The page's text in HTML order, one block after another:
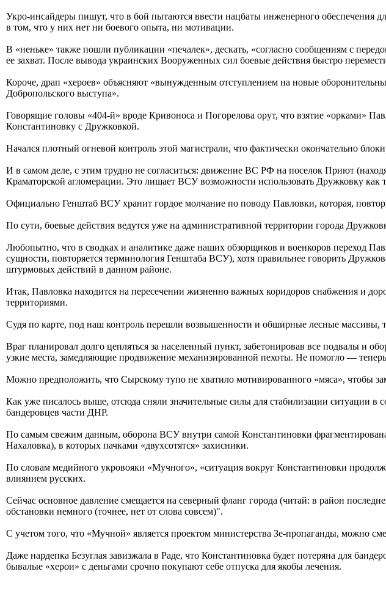
Укро-инсайдеры пишут, что в бой пытаются ввести нацбаты инженерного
в том, что у них нет ни боевого опыта, ни мотивации.
В «неньке» также пошли публикации «печалек», дескать, «согласно сообщениям с
ее захват. После вывода украинских Вооруженных сил боевые действия быстро
Короче, драп «хероев» объясняют «вынужденным отступлением на новые
Добропольского выступа».
Говорящие головы «404-й» вроде Кривоноса и Погорелова орут, что взятие «орками»
Константиновку с Дружковкой.
Начался плотный огневой контроль этой магистрали, что фактически окончательно
И в самом деле, с этим трудно не согласиться: движение ВС РФ на поселок Приют
Краматорской агломерации. Это лишает ВСУ возможности использовать Дружковку как
Официально Генштаб ВСУ хранит гордое молчание по поводу Павловки, которая,
По сути, боевые действия ведутся уже на административной территории города
Любопытно, что в сводках и аналитике даже наших обзорщиков и военкоров переход
сущности, повторяется терминология Генштаба ВСУ), хотя правильнее говорить
штурмовых действий в данном районе.
Итак, Павловка находится на пересечении жизненно важных коридоров снабжения и
территориями.
Судя по карте, под наш контроль перешли возвышенности и обширные лесные массивы,
Враг планировал долго цепляться за населенный пункт, забетонировав все подвалы и
узкие места, замедляющие продвижение механизированной пехоты. Не помогло —
Можно предположить, что Сырскому тупо не хватило мотивированного «мяса», чтобы
Как уже писалось выше, отсюда сняли значительные силы для стабилизации ситуации в
бандеровцев части ДНР.
По самым свежим данным, оборона ВСУ внутри самой Константиновки
Нахаловка), в которых пачками «двухсотятся» захисники.
По словам медийного укровояки «Мучного», «ситуация вокруг Константиновки
влиянием русских.
Сейчас основное давление смещается на северный фланг города (читай: в район
обстановки немного (точнее, нет от слова совсем)".
С учетом того, что «Мучной» является проектом министерства Зе-пропаганды, можно
Даже нардепка Безуглая завизжала в Раде, что Константиновка будет потеряна для
бывалые «херои» с деньгами срочно покупают себе отпуска для якобы лечения.